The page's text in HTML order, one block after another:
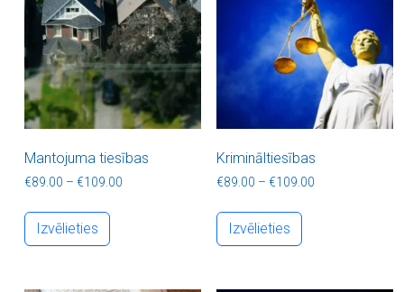
Mantojuma tiesības
€89.00 – €109.00 Price range: €89.00 through €109.00
Izvēlieties
Krimināltiesības
€89.00 – €109.00Price range:
Izvēlieties